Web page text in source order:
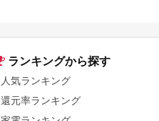
ランキングから探す
人気ランキング
還元率ランキング